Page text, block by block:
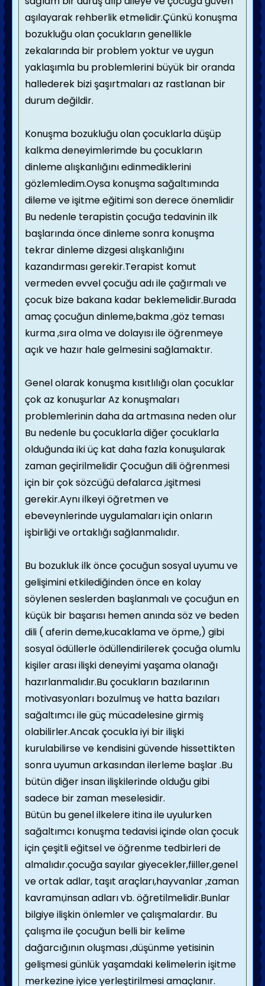
aşılayarak rehberlik etmelidir.Çünkü konuşma
bozukluğu olan çocukların genellikle
zekalarında bir problem yoktur ve uygun
yaklaşımla bu problemlerini büyük bir oranda
hallederek bizi şaşırtmaları az rastlanan bir
durum değildir.
Konuşma bozukluğu olan çocuklarla düşüp
kalkma deneyimlerimde bu çocukların
dinleme alışkanlığını edinmediklerini
gözlemledim.Oysa konuşma sağaltımında
dileme ve işitme eğitimi son derece önemlidir
Bu nedenle terapistin çocuğa tedavinin ilk
başlarında önce dinleme sonra konuşma
tekrar dinleme dizgesi alışkanlığını
kazandırması gerekir.Terapist komut
vermeden evvel çocuğu adı ile çağırmalı ve
çocuk bize bakana kadar beklemelidir.Burada
amaç çocuğun dinleme,bakma ,göz teması
kurma ,sıra olma ve dolayısı ile öğrenmeye
açık ve hazır hale gelmesini sağlamaktır.
Genel olarak konuşma kısıtlılığı olan çocuklar
çok az konuşurlar Az konuşmaları
problemlerinin daha da artmasına neden olur
Bu nedenle bu çocuklarla diğer çocuklarla
olduğunda iki üç kat daha fazla konuşularak
zaman geçirilmelidir Çocuğun dili öğrenmesi
için bir çok sözcüğü defalarca ,işitmesi
gerekir.Aynı ilkeyi öğretmen ve
ebeveynlerinde uygulamaları için onların
işbirliği ve ortaklığı sağlanmalıdır.
Bu bozukluk ilk önce çocuğun sosyal uyumu ve
gelişimini etkilediğinden önce en kolay
söylenen seslerden başlanmalı ve çocuğun en
küçük bir başarısı hemen anında söz ve beden
dili ( aferin deme,kucaklama ve öpme,) gibi
sosyal ödüllerle ödüllendirilerek çocuğa olumlu
kişiler arası ilişki deneyimi yaşama olanağı
hazırlanmalıdır.Bu çocukların bazılarının
motivasyonları bozulmuş ve hatta bazıları
sağaltımcı ile güç mücadelesine girmiş
olabilirler.Ancak çocukla iyi bir ilişki
kurulabilirse ve kendisini güvende hissettikten
sonra uyumun arkasından ilerleme başlar .Bu
bütün diğer insan ilişkilerinde olduğu gibi
sadece bir zaman meselesidir.
Bütün bu genel ilkelere itina ile uyulurken
sağaltımcı konuşma tedavisi içinde olan çocuk
için çeşitli eğitsel ve öğrenme tedbirleri de
almalıdır.çocuğa sayılar giyecekler,fiiller,genel
ve ortak adlar, taşıt araçları,hayvanlar ,zaman
kavramı,insan adları vb. öğretilmelidir.Bunlar
bilgiye ilişkin önlemler ve çalışmalardır. Bu
çalışma ile çocuğun belli bir kelime
dağarcığının oluşması ,düşünme yetisinin
gelişmesi günlük yaşamdaki kelimelerin işitme
merkezine iyice yerleştirilmesi amaçlanır.